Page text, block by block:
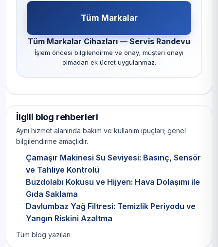
Tüm Markalar
Tüm Markalar Cihazları — Servis Randevu
İşlem öncesi bilgilendirme ve onay; müşteri onayı
olmadan ek ücret uygulanmaz.
İlgili blog rehberleri
Aynı hizmet alanında bakım ve kullanım ipuçları; genel
bilgilendirme amaçlıdır.
Çamaşır Makinesi Su Seviyesi: Basınç, Sensör
ve Tahliye Kontrolü
Buzdolabı Kokusu ve Hijyen: Hava Dolaşımı ile
Gıda Saklama
Davlumbaz Yağ Filtresi: Temizlik Periyodu ve
Yangın Riskini Azaltma
Tüm blog yazıları